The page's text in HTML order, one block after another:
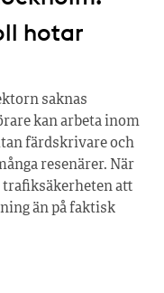
hotar
saknas
kan arbeta inom
färdskrivare och
resenärer. När
att
än på faktisk